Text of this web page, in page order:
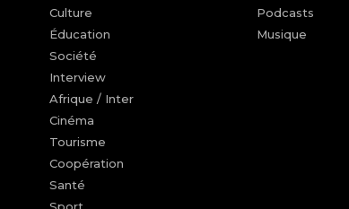
Culture
Éducation
Société
Interview
Afrique / Inter
Cinéma
Tourisme
Coopération
Santé
Podcasts
Musique